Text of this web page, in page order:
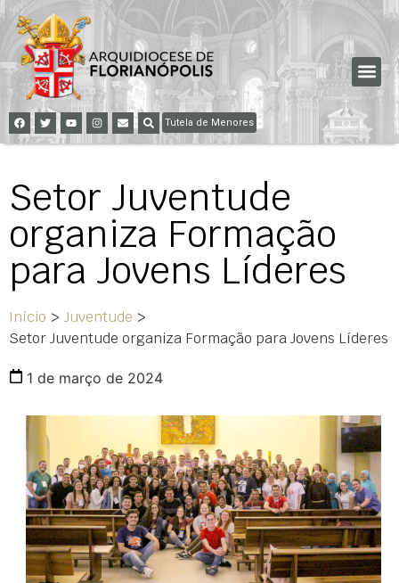
Tutela de Menores
Setor Juventude
organiza Formação
para Jovens Líderes
Início > Juventude >
Setor Juventude organiza Formação para Jovens Líderes
1 de março de 2024